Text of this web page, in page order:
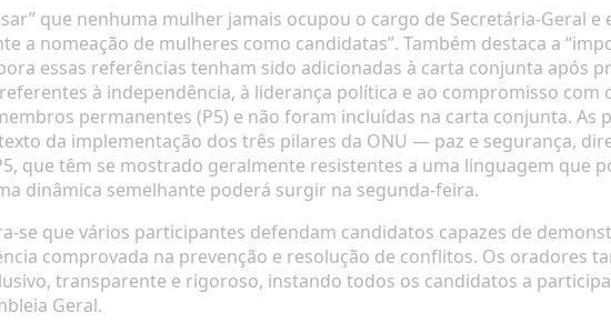
que nenhuma mulher jamais ocupou o cargo de Secretária-Geral
a nomeação de mulheres como candidatas”. Também destaca a
essas referências tenham sido adicionadas à carta conjunta após
à independência, à liderança política e ao compromisso
permanentes (P5) e não foram incluídas na carta conjunta.
da implementação dos três pilares da ONU — paz e segurança,
que têm se mostrado geralmente resistentes a uma linguagem que
dinâmica semelhante poderá surgir na segunda-feira.
se que vários participantes defendam candidatos capazes de
comprovada na prevenção e resolução de conflitos. Os oradores
transparente e rigoroso, instando todos os candidatos a
Geral.